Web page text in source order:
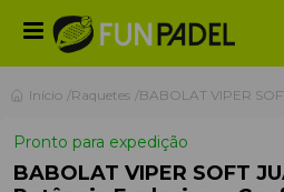
Início Raquetes BABOLAT VIPER
Pronto para expedição
BABOLAT VIPER SOFT